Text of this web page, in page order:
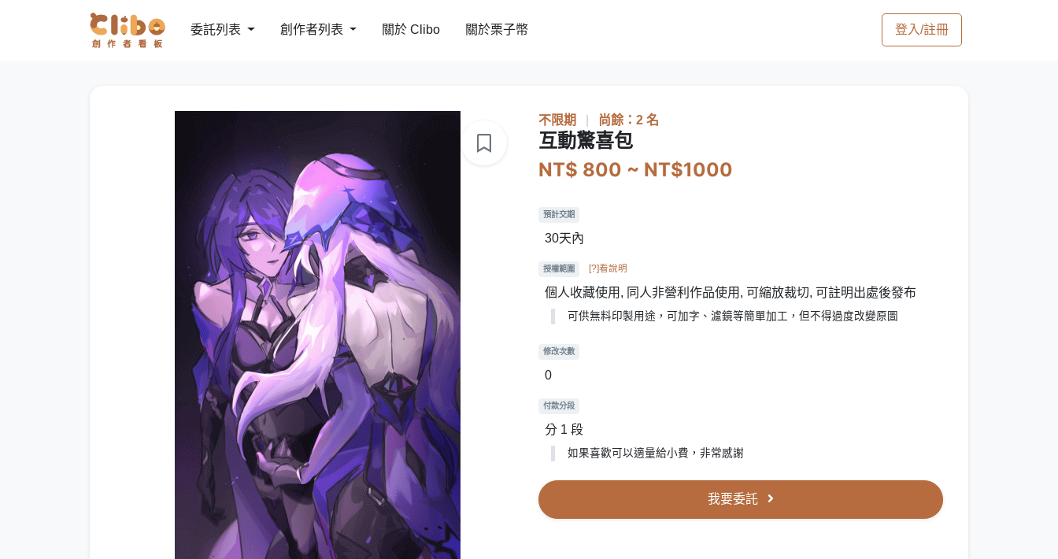
委託列表 創作者列表 關於 Clibo 關於栗子幣 登入/註冊
不限期 尚餘：2 名
互動驚喜包
NT$ 800 ~ NT$1000
預計交期
30天內
授權範圍 [?]看說明
個人收藏使用, 同人非營利作品使用, 可縮放裁切, 可註明出處後發布
可供無料印製用途，可加字、濾鏡等簡單加工，但不得過度改變原圖
修改次數
0
付款分段
分 1 段
如果喜歡可以適量給小費，非常感謝
我要委託